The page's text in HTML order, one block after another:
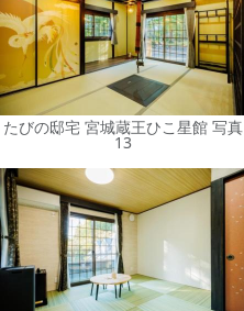
たびの邸宅 宮城蔵王ひこ星館 写真
13